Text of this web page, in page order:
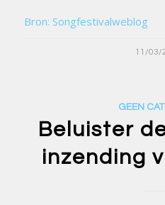
Bron: Songfestivalweblog
11/03/
GEEN
Beluister
inzending